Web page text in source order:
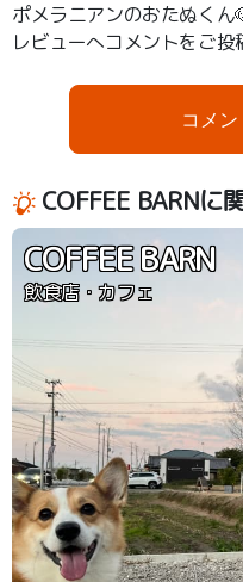
ポメラニアンのおたぬくん
レビューへコメントをご投
コメ
COFFEE BARNに
COFFEE BARN
飲食店・カフェ